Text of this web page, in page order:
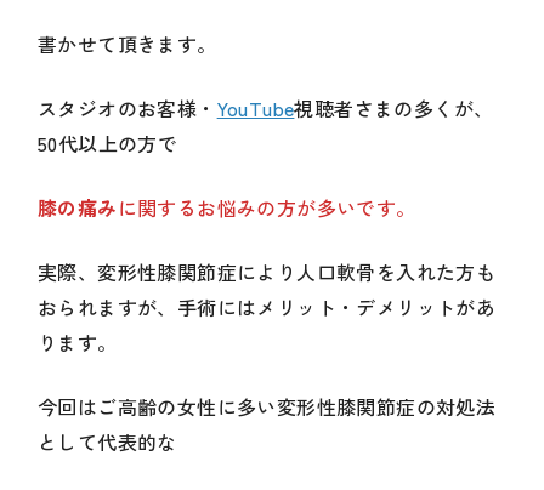
書かせて頂きます。
スタジオのお客様・ YouTube視聴者さまの多くが、
50代以上の方で
膝の痛みに関するお悩みの方が多いです。
実際、変形性膝関節症により人口軟骨を入れた方も
おられますが、手術にはメリット・デメリットがあ
ります。
今回はご高齢の女性に多い変形性膝関節症の対処法
として代表的な